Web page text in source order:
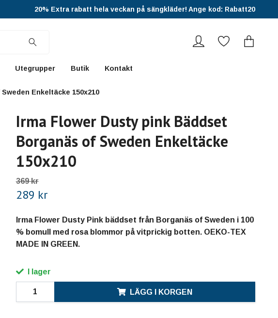
20% Extra rabatt hela veckan på sängkläder! Ange kod: Rabatt20
Utegrupper Butik Kontakt
Enkeltäcke 150x210
Irma Flower Dusty pink Bäddset
Borganäs of Sweden Enkeltäcke
150x210
369 kr
289 kr
Irma Flower Dusty Pink bäddset från Borganäs of Sweden i 100
% bomull med rosa blommor på vitprickig botten. OEKO-TEX
MADE IN GREEN.
I lager
LÄGG I KORGEN